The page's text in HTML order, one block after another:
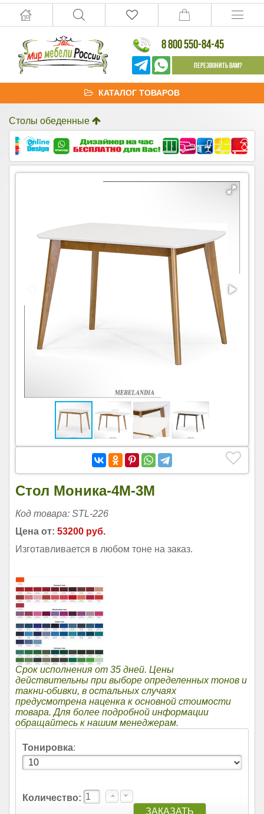
8 800 550-84-45
Перезвонить Вам?
КАТАЛОГ ТОВАРОВ
Столы обеденные
Стол Моника-4М-3М
Код товара: STL-226
Цена от: 53200 руб.
Изготавливается в любом тоне на заказ.
Срок исполнения от 35 дней. Цены
действительны при выборе определенных тонов и
такни-обивки, в остальных случаях
предусмотрена наценка к основной стоимости
товара. Для более подробной информации
обращайтесь к нашим менеджерам.
Тонировка:
Количество: